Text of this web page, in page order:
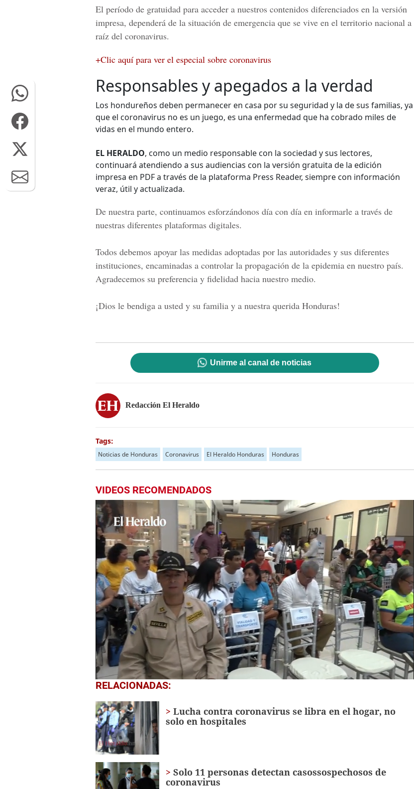
El período de gratuidad para acceder a nuestros contenidos diferenciados en la versión
impresa, dependerá de la situación de emergencia que se vive en el territorio nacional a
raíz del coronavirus.
+Clic aquí para ver el especial sobre coronavirus
Responsables y apegados a la verdad
Los hondureños deben permanecer en casa por su seguridad y la de sus familias, ya
que el coronavirus no es un juego, es una enfermedad que ha cobrado miles de
vidas en el mundo entero.
EL HERALDO, como un medio responsable con la sociedad y sus lectores,
continuará atendiendo a sus audiencias con la versión gratuita de la edición
impresa en PDF a través de la plataforma Press Reader, siempre con información
veraz, útil y actualizada.
De nuestra parte, continuamos esforzándonos día con día en informarle a través de
nuestras diferentes plataformas digitales.
Todos debemos apoyar las medidas adoptadas por las autoridades y sus diferentes
instituciones, encaminadas a controlar la propagación de la epidemia en nuestro país.
Agradecemos su preferencia y fidelidad hacia nuestro medio.
¡Dios le bendiga a usted y su familia y a nuestra querida Honduras!
Unirme al canal de noticias
Redacción El Heraldo
Tags:
Noticias de Honduras Coronavirus El Heraldo Honduras Honduras
VIDEOS RECOMENDADOS
0
seconds
1
minute,
33
secondsVolume
0%
RELACIONADAS:
Lucha contra coronavirus se libra en el hogar, no
solo en hospitales
Solo 11 personas detectan casossospechosos de
coronavirus